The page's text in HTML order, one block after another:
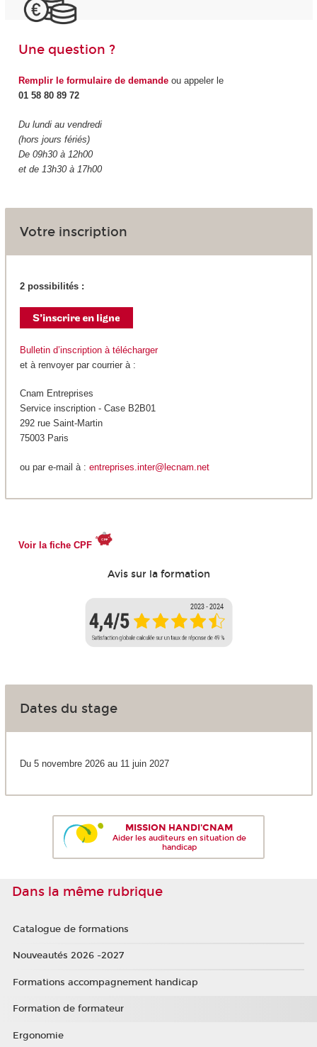
Une question ?
Remplir le formulaire de demandeou appeler le
01 58 80 89 72
Du lundi au vendredi
(hors jours fériés)
De 09h30 à 12h00
et de 13h30 à 17h00
Votre inscription
2 possibilités :
Bulletin d’inscription à télécharger
et à renvoyer par courrier à :
Cnam Entreprises
Service inscription - Case B2B01
292 rue Saint-Martin
75003 Paris
ou par e-mail à : entreprises.inter@lecnam.net
Voir la fiche CPF
Avis sur la formation
Dates du stage
Du 5 novembre 2026 au 11 juin 2027
MISSION HANDI'CNAM
Aider les auditeurs en situation de
handicap
Dans la même rubrique
Catalogue de formations
Nouveautés 2026 -2027
Formations accompagnement handicap
Formation de formateur
Ergonomie